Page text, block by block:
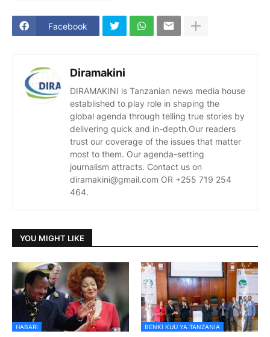
Facebook
Diramakini
DIRAMAKINI is Tanzanian news media house
established to play role in shaping the
global agenda through telling true stories by
delivering quick and in-depth.Our readers
trust our coverage of the issues that matter
most to them. Our agenda-setting
journalism attracts. Contact us on
diramakini@gmail.com OR +255 719 254
464.
YOU MIGHT LIKE
HABARI BENKI KUU YA TANZANIA